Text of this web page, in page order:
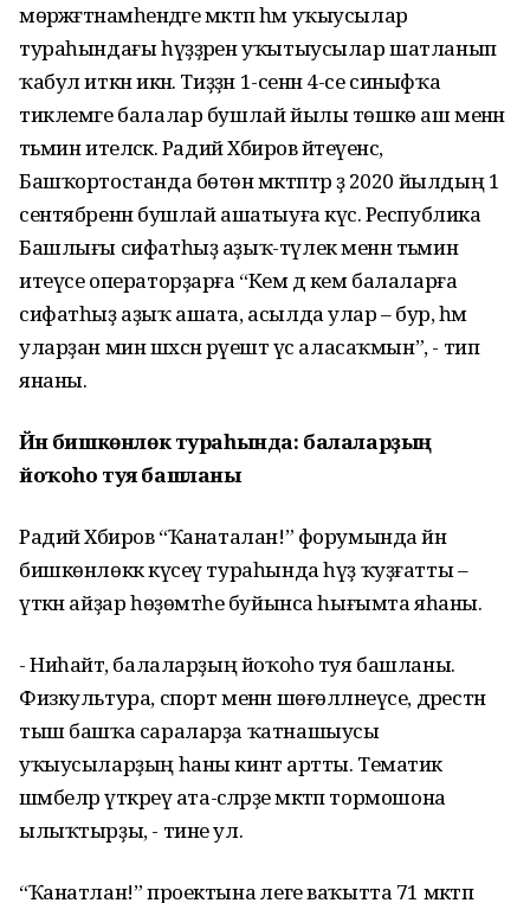
мөрәжәғәтнамәһендәге мәктәп һәм уҡыусылар
тураһындағы һүҙҙәрен уҡытыусылар шатланып
ҡабул иткән икән. Тиҙҙән 1-сенән 4-се синыфҡа
тиклемге балалар бушлай йылы төшкө аш менән
тәьмин ителәсәк. Радий Хәбиров әйтеүенсә,
Башҡортостанда бөтөн мәктәптәр ҙә 2020 йылдың 1
сентябренән бушлай ашатыуға күсә. Республика
Башлығы сифатһыҙ аҙыҡ-түлек менән тәьмин
итеүсе операторҙарға “Кем дә кем балаларға
сифатһыҙ аҙыҡ ашата, асылда улар – бур, һәм
уларҙан мин шәхсән рәүештә үс аласаҡмын”, - тип
янаны.
Йәнә бишкөнлөк тураһында: балаларҙың
йоҡоһо туя башланы
Радий Хәбиров “Ҡанаталан!” форумында йәнә
бишкөнлөккә күсеү тураһында һүҙ ҡуҙғатты –
үткән айҙар һөҙөмтәһе буйынса һығымта яһаны.
- Ниһайәт, балаларҙың йоҡоһо туя башланы.
Физкультура, спорт менән шөғөлләнеүсе, дәрестән
тыш башҡа сараларҙа ҡатнашыусы
уҡыусыларҙың һаны кинәт артты. Тематик
шәмбеләр үткәреү ата-әсәләрҙе мәктәп тормошона
ылыҡтырҙы, - тине ул.
“Ҡанатлан!” проектына әлеге ваҡытта 71 мәктәп